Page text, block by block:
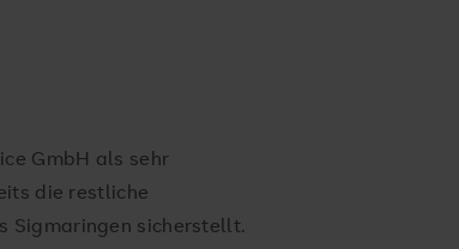
GmbH als sehr
die restliche
Sigmaringen sicherstellt.